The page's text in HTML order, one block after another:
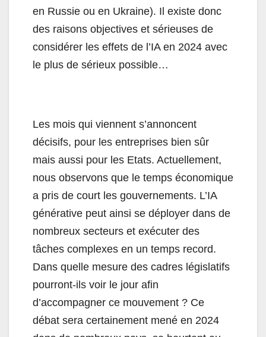
en Russie ou en Ukraine). Il existe donc
des raisons objectives et sérieuses de
considérer les effets de l’IA en 2024 avec
le plus de sérieux possible…
Les mois qui viennent s’annoncent
décisifs, pour les entreprises bien sûr
mais aussi pour les Etats. Actuellement,
nous observons que le temps économique
a pris de court les gouvernements. L’IA
générative peut ainsi se déployer dans de
nombreux secteurs et exécuter des
tâches complexes en un temps record.
Dans quelle mesure des cadres législatifs
pourront-ils voir le jour afin
d’accompagner ce mouvement ? Ce
débat sera certainement mené en 2024